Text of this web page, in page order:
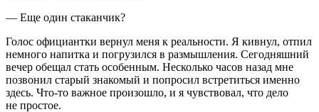
— Еще один стаканчик?
Голос официантки вернул меня к реальности. Я кивнул, отпил
немного напитка и погрузился в размышления. Сегодняшний
вечер обещал стать особенным. Несколько часов назад мне
позвонил старый знакомый и попросил встретиться именно
здесь. Что-то важное произошло, и я чувствовал, что дело
не простое.